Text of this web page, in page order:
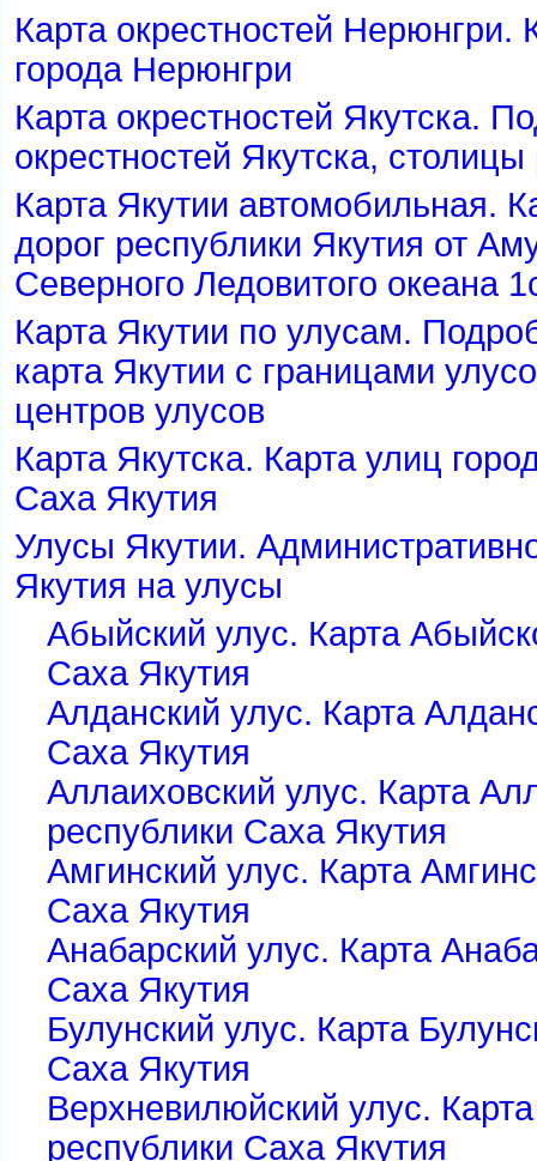
Карта окрестностей Нерюнгри.
города Нерюнгри
Карта окрестностей Якутска.
окрестностей Якутска,
Карта Якутии автомобильная.
дорог республики Якутия от
Северного Ледовитого океана
Карта Якутии по улусам.
карта Якутии с границами
центров улусов
Карта Якутска. Карта улиц
Саха Якутия
Улусы Якутии.
Якутия на улусы
Абыйский улус. Карта
Саха Якутия
Алданский улус. Карта
Саха Якутия
Аллаиховский улус. Карта
республики Саха Якутия
Амгинский улус. Карта
Саха Якутия
Анабарский улус. Карта
Саха Якутия
Булунский улус. Карта
Саха Якутия
Верхневилюйский улус.
республики Саха Якутия